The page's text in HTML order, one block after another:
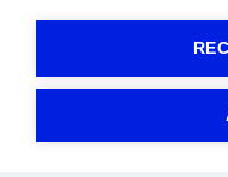
© 2020-2026 Cope
Política